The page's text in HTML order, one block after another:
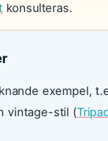
konsulteras.
exempel,
vintage-stil (